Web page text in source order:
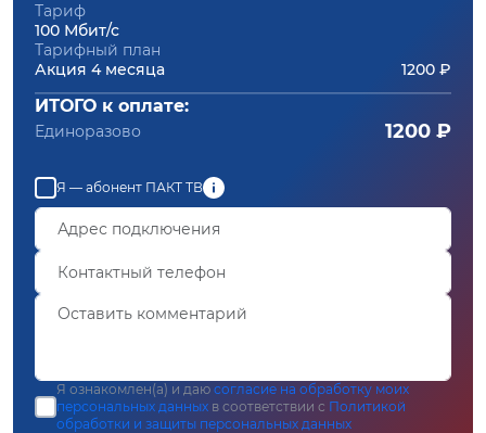
Тариф
100 Мбит/с
Тарифный план
Акция 4 месяца
1200 ₽
ИТОГО к оплате:
Единоразово 1200 ₽
Я — абонент ПАКТ ТВ
Я ознакомлен(а) и даю согласие на обработку моих
персональных данных в соответствии с Политикой
обработки и защиты персональных данных